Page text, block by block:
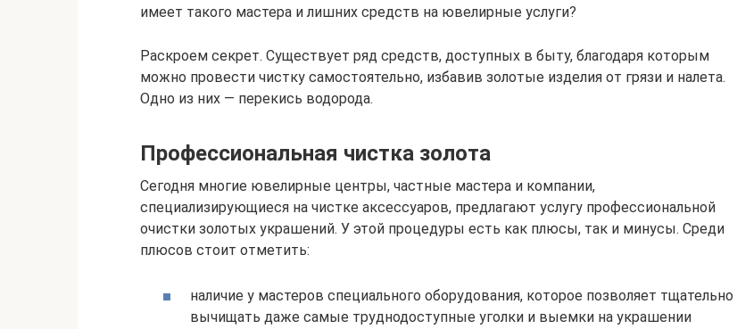
имеет такого мастера и лишних средств на ювелирные услуги?
Раскроем секрет. Существует ряд средств, доступных в быту, благодаря которым
можно провести чистку самостоятельно, избавив золотые изделия от грязи и налета.
Одно из них — перекись водорода.
Профессиональная чистка золота
Сегодня многие ювелирные центры, частные мастера и компании,
специализирующиеся на чистке аксессуаров, предлагают услугу профессиональной
очистки золотых украшений. У этой процедуры есть как плюсы, так и минусы. Среди
плюсов стоит отметить:
наличие у мастеров специального оборудования, которое позволяет тщательно
вычищать даже самые труднодоступные уголки и выемки на украшении